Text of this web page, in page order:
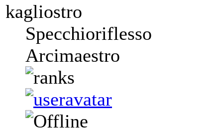
kagliostro
Specchioriflesso
Arcimaestro